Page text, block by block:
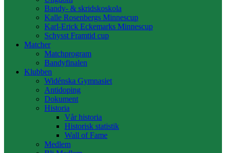
Bandy- & skridskoskola
Kalle Rosenbergs Minnescup
Karl-Erick Eckemarks Minnescup
Schysst Framtid cup
Matcher
Matchprogram
Bandyfinalen
Klubben
Widénska Gymnasiet
Antidoping
Dokument
Historia
Vår historia
Historisk statistik
Wall of Fame
Medlem